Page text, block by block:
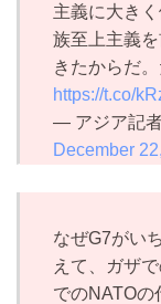
主義に大き
族至上主義
きたからだ
https://t.co/
— アジア記
December
なぜG7がい
えて、ガザ
でのNATOの